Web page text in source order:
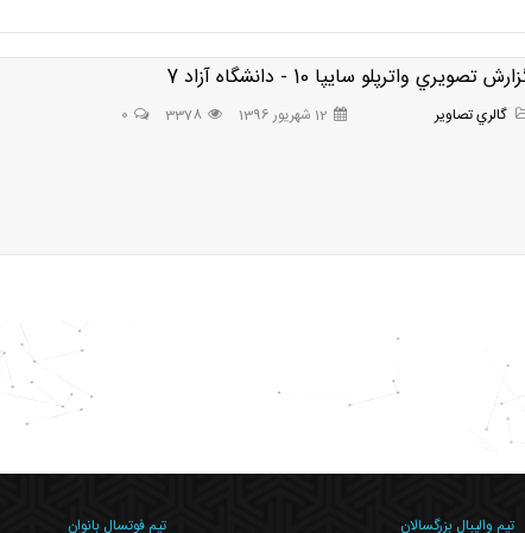
تصويري واترپلو سايپا 10 - دانشگاه آزاد 7
گالري تصاوير 12 شهریور 1396 3378
0
تیم والیبال بزرگسالان تیم فوتسال بانوان